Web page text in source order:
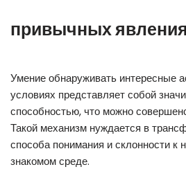
привычных
Умение обнаруживать интересные
условиях представляет собой
способностью, что можно
Такой механизм нуждается в
способа понимания и склонности к
знакомом среде.